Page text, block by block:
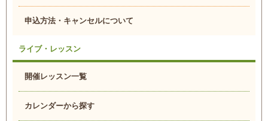
申込方法・キャンセルについて
ライブ・レッスン
開催レッスン一覧
カレンダーから探す